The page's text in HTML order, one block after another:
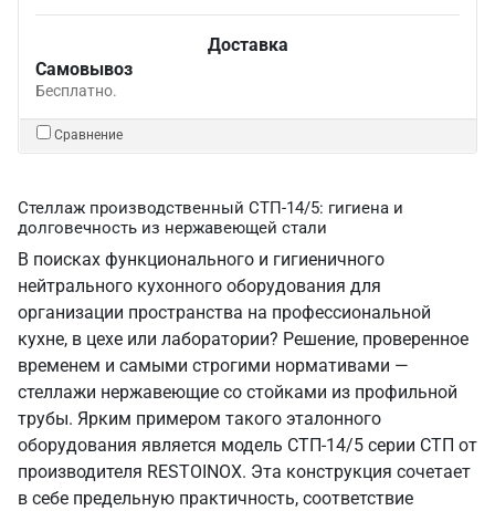
Доставка
Самовывоз
Бесплатно.
Сравнение
Стеллаж производственный СТП-14/5: гигиена и
долговечность из нержавеющей стали
В поисках функционального и гигиеничного
нейтрального кухонного оборудования для
организации пространства на профессиональной
кухне, в цехе или лаборатории? Решение, проверенное
временем и самыми строгими нормативами —
стеллажи нержавеющие со стойками из профильной
трубы. Ярким примером такого эталонного
оборудования является модель СТП-14/5 серии СТП от
производителя RESTOINOX. Эта конструкция сочетает
в себе предельную практичность, соответствие